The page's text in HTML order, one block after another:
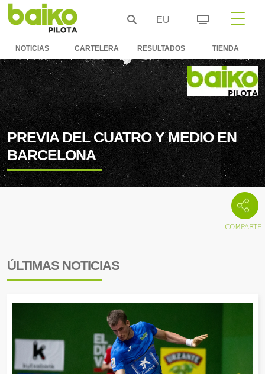
EU
NOTICIAS CARTELERA RESULTADOS TIENDA
PREVIA DEL CUATRO Y MEDIO EN
BARCELONA
ÚLTIMAS NOTICIAS